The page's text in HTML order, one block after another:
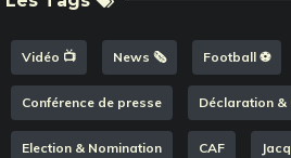
Vidéo 📺 News 🗞️ Football ⚽️
Conférence de presse Déclaration &
Election & Nomination CAF